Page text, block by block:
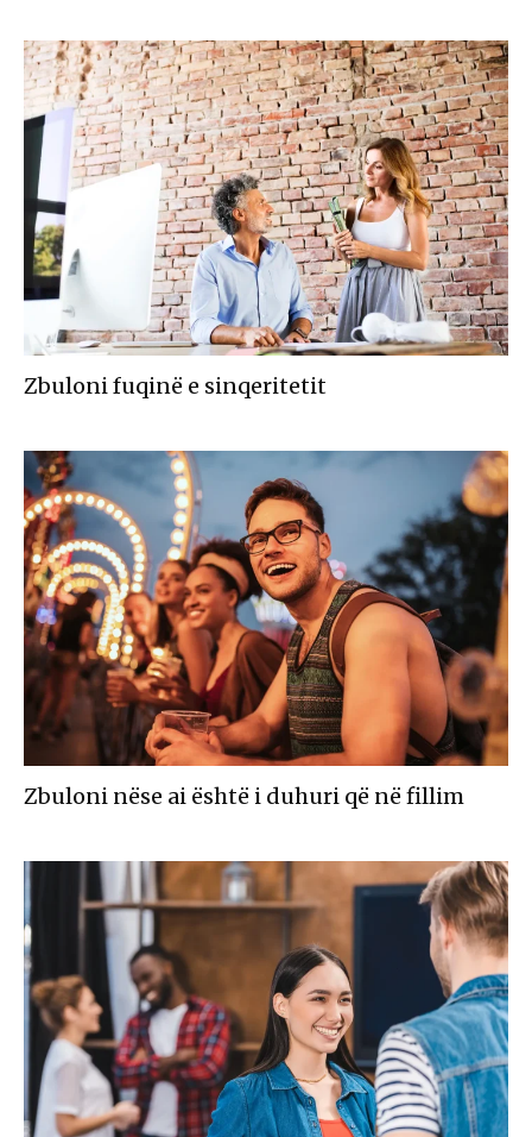
Zbuloni fuqinë e sinqeritetit
Zbuloni nëse ai është i duhuri që në fillim